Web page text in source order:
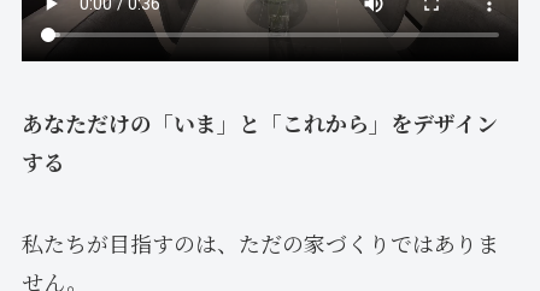
あなただけの「いま」と「これから」をデザイン
する
私たちが目指すのは、ただの家づくりではありま
せん。